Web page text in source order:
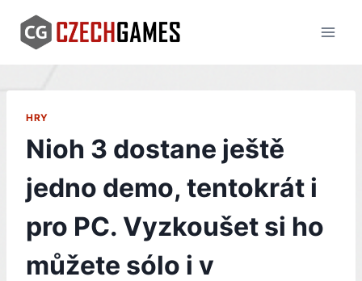
content
HRY
Nioh 3 dostane ještě
jedno demo, tentokrát i
pro PC. Vyzkoušet si ho
můžete sólo i v